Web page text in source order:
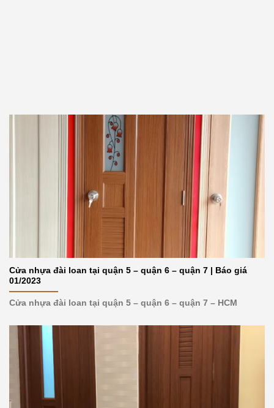
Cửa nhựa đài loan tại quận 5 – quận 6 – quận 7 | Báo giá
01/2023
Cửa nhựa đài loan tại quận 5 – quận 6 – quận 7 – HCM